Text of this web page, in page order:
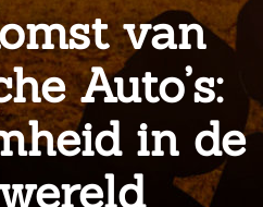
van
Auto’s:
in de